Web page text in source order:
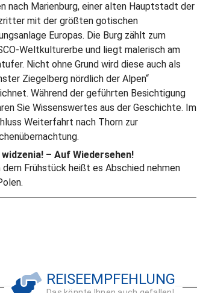
nach Marienburg, einer alten Hauptstadt der
mit der größten gotischen
Europas. Die Burg zählt zum
Weltkulturerbe und liegt malerisch am
Nicht ohne Grund wird diese auch als
Ziegelberg nördlich der Alpen“
Während der geführten Besichtigung
Sie Wissenswertes aus der Geschichte. Im
Weiterfahrt nach Thorn zur
widzenia! – Auf Wiedersehen!
dem Frühstück heißt es Abschied nehmen
REISEEMPFEHLUNG